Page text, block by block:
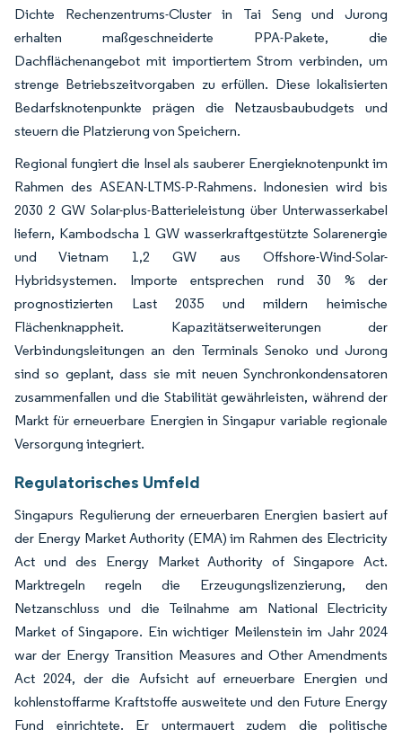
Dichte Rechenzentrums-Cluster in Tai Seng und Jurong
erhalten maßgeschneiderte PPA-Pakete, die
Dachflächenangebot mit importiertem Strom verbinden, um
strenge Betriebszeitvorgaben zu erfüllen. Diese lokalisierten
Bedarfsknotenpunkte prägen die Netzausbaubudgets und
steuern die Platzierung von Speichern.
Regional fungiert die Insel als sauberer Energieknotenpunkt im
Rahmen des ASEAN-LTMS-P-Rahmens. Indonesien wird bis
2030 2 GW Solar-plus-Batterieleistung über Unterwasserkabel
liefern, Kambodscha 1 GW wasserkraftgestützte Solarenergie
und Vietnam 1,2 GW aus Offshore-Wind-Solar-
Hybridsystemen. Importe entsprechen rund 30 % der
prognostizierten Last 2035 und mildern heimische
Flächenknappheit. Kapazitätserweiterungen der
Verbindungsleitungen an den Terminals Senoko und Jurong
sind so geplant, dass sie mit neuen Synchronkondensatoren
zusammenfallen und die Stabilität gewährleisten, während der
Markt für erneuerbare Energien in Singapur variable regionale
Versorgung integriert.
Regulatorisches Umfeld
Singapurs Regulierung der erneuerbaren Energien basiert auf
der Energy Market Authority (EMA) im Rahmen des Electricity
Act und des Energy Market Authority of Singapore Act.
Marktregeln regeln die Erzeugungslizenzierung, den
Netzanschluss und die Teilnahme am National Electricity
Market of Singapore. Ein wichtiger Meilenstein im Jahr 2024
war der Energy Transition Measures and Other Amendments
Act 2024, der die Aufsicht auf erneuerbare Energien und
kohlenstoffarme Kraftstoffe ausweitete und den Future Energy
Fund einrichtete. Er untermauert zudem die politische